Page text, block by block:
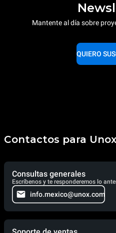
Mantente al día sobre
QUIERO
Contactos para
Consultas generales
Escríbenos y te responderemos lo
info.mexico@unox.com